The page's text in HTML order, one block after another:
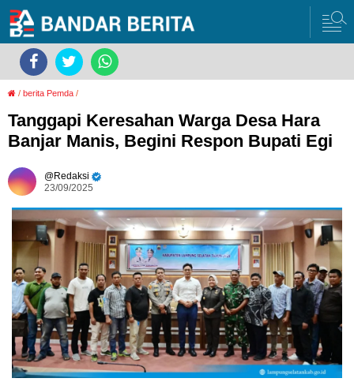
/ berita Pemda /
Tanggapi Keresahan Warga Desa Hara
Banjar Manis, Begini Respon Bupati Egi
Redaksi
23/09/2025